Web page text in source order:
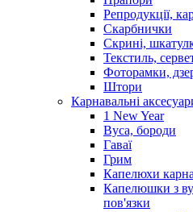
Репродукції,
Скарбнички
Скрині,
Текстиль,
Фоторамки,
Штори
Карнавальні
1 New Year
Вуса, бороди
Гаваї
Грим
Капелюхи
Капелюшки з
пов'язки